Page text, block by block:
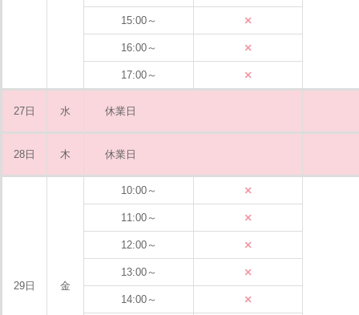
15:00～ ×
16:00～ ×
17:00～ ×
27日 水 休業日
28日 木 休業日
29日 金
10:00～ ×
11:00～ ×
12:00～ ×
13:00～ ×
14:00～ ×